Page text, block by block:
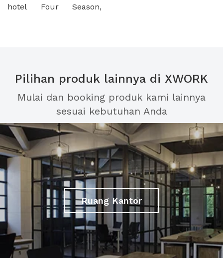
hotel Four Season,
Pilihan produk lainnya di XWORK
Mulai dan booking produk kami lainnya
sesuai kebutuhan Anda
Ruang Kantor